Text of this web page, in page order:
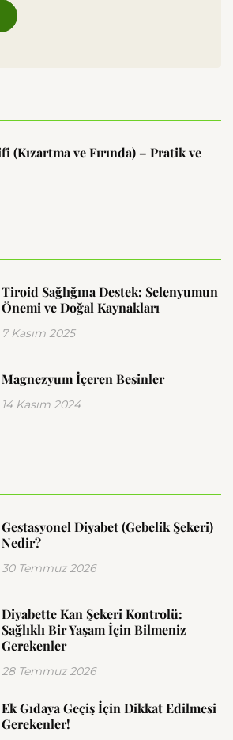
(Kızartma ve Fırında) – Pratik ve
Tiroid Sağlığına Destek: Selenyumun
Önemi ve Doğal Kaynakları
7 Kasım 2025
Magnezyum İçeren Besinler
14 Kasım 2024
Gestasyonel Diyabet (Gebelik Şekeri)
Nedir?
30 Temmuz 2026
Diyabette Kan Şekeri Kontrolü:
Sağlıklı Bir Yaşam İçin Bilmeniz
Gerekenler
28 Temmuz 2026
Ek Gıdaya Geçiş İçin Dikkat Edilmesi
Gerekenler!